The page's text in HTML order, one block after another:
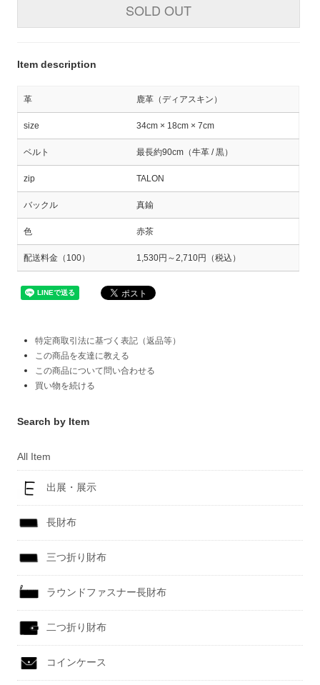
SOLD OUT
Item description
革 鹿革（ディアスキン）
size 34cm × 18cm × 7cm
ベルト 最長約90cm（牛革 / 黒）
zip TALON
バックル 真鍮
色 赤茶
配送料金（100） 1,530円～2,710円（税込）
特定商取引法に基づく表記（返品等）
この商品を友達に教える
この商品について問い合わせる
買い物を続ける
Search by Item
All Item
出展・展示
長財布
三つ折り財布
ラウンドファスナー長財布
二つ折り財布
コインケース